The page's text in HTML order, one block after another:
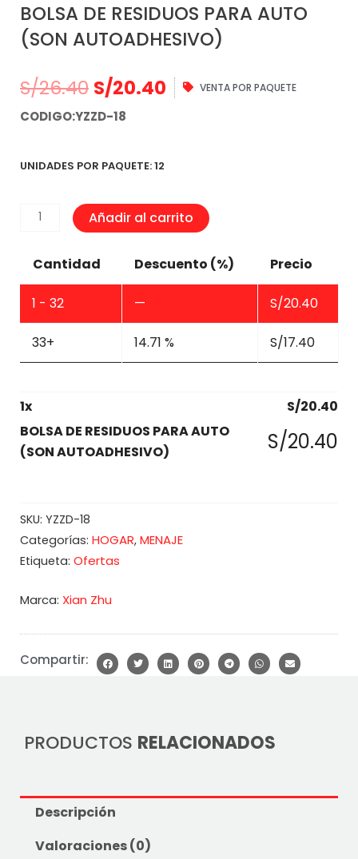
BOLSA DE RESIDUOS PARA AUTO
(SON AUTOADHESIVO)
S/26.40 S/20.40 VENTA POR PAQUETE
CODIGO:YZZD-18
UNIDADES POR PAQUETE: 12
BOLSA
RESIDUOS
AUTO
AUTOADHESIVO)
cantidad
Añadir al carrito
Cantidad Descuento (%) Precio
1 - 32 — S/20.40
33+ 14.71 % S/17.40
1x S/20.40
BOLSA DE RESIDUOS PARA AUTO
(SON AUTOADHESIVO)
S/20.40
SKU: YZZD-18
Categorías: HOGAR, MENAJE
Etiqueta: Ofertas
Marca: Xian Zhu
Compartir:
PRODUCTOS RELACIONADOS
Descripción
Valoraciones (0)